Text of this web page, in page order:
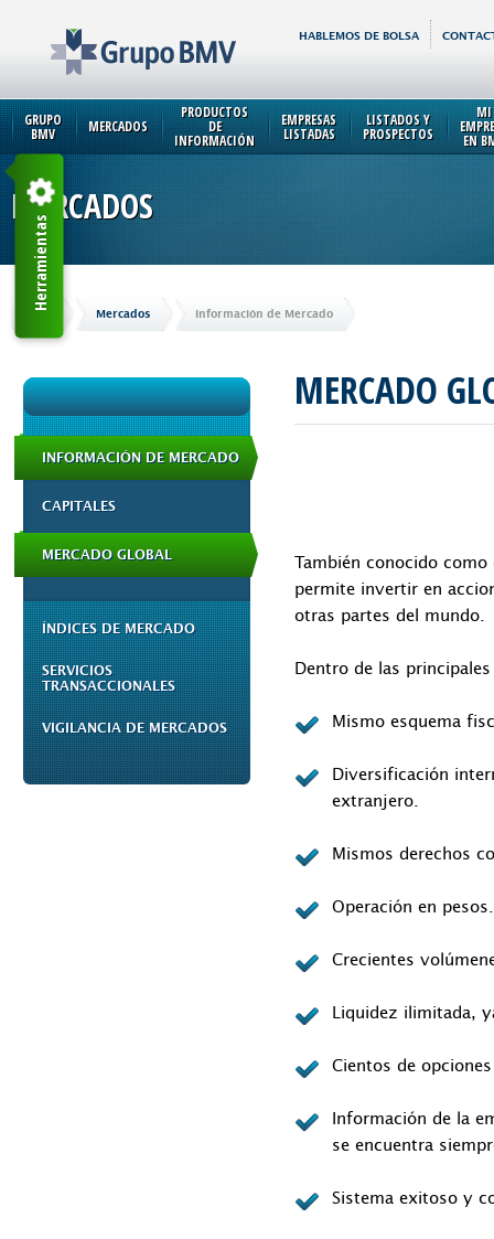
HABLEMOS DE BOLSA
GRUPO
BMV MERCADOS
PRODUCTOS
DE
INFORMACIÓN
EMPRESAS
LISTADAS
LISTADOS Y
PROSPECTOS
MI
EN
MERCADOS
Inicio Mercados Información de Mercado
INFORMACIÓN DE MERCADO
CAPITALES
MERCADO GLOBAL
ÍNDICES DE MERCADO
SERVICIOS
TRANSACCIONALES
VIGILANCIA DE MERCADOS
MERCADO
También conocido
permite invertir en
otras partes del mundo.
Dentro de las
Mismo esquema
Diversificación
extranjero.
Mismos derechos
Operación en pesos.
Crecientes
Liquidez ilimitada,
Cientos de
Información de la
se encuentra
Sistema exitoso y
Herramientas